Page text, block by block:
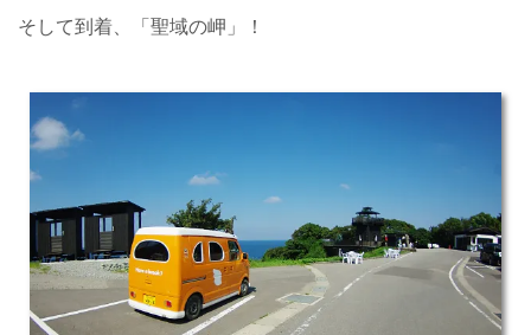
そして到着、「聖域の岬」！